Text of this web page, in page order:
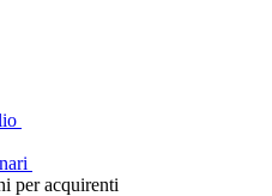
per acquirenti